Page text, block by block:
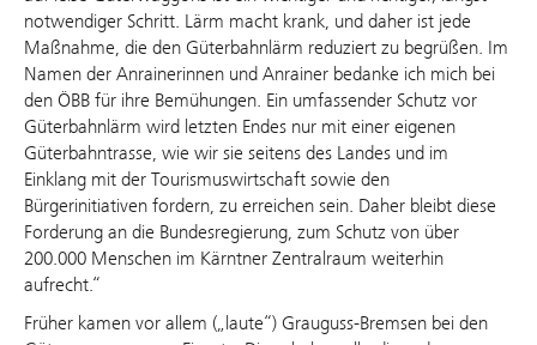
notwendiger Schritt. Lärm macht krank, und daher ist jede
Maßnahme, die den Güterbahnlärm reduziert zu begrüßen. Im
Namen der Anrainerinnen und Anrainer bedanke ich mich bei
den ÖBB für ihre Bemühungen. Ein umfassender Schutz vor
Güterbahnlärm wird letzten Endes nur mit einer eigenen
Güterbahntrasse, wie wir sie seitens des Landes und im
Einklang mit der Tourismuswirtschaft sowie den
Bürgerinitiativen fordern, zu erreichen sein. Daher bleibt diese
Forderung an die Bundesregierung, zum Schutz von über
200.000 Menschen im Kärntner Zentralraum weiterhin
aufrecht.“
Früher kamen vor allem („laute“) Grauguss-Bremsen bei den